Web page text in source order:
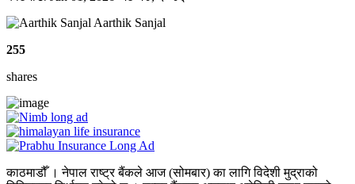
Aarthik Sanjal
255
shares
काठमाडौँ । नेपाल राष्ट्र बैंकले आज (सोमबार) का लागि विदेशी मुद्राको